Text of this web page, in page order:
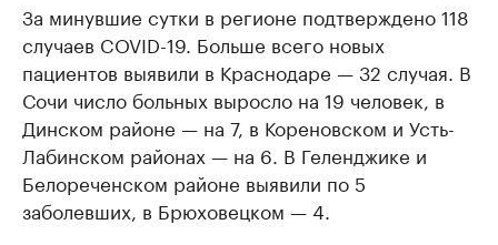
За минувшие сутки в регионе подтверждено 118
случаев COVID-19. Больше всего новых
пациентов выявили в Краснодаре — 32 случая. В
Сочи число больных выросло на 19 человек, в
Динском районе — на 7, в Кореновском и Усть-
Лабинском районах — на 6. В Геленджике и
Белореченском районе выявили по 5
заболевших, в Брюховецком — 4.